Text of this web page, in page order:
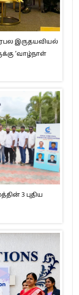
இருதயவியல்
‘வாழ்நாள்
3 புதிய